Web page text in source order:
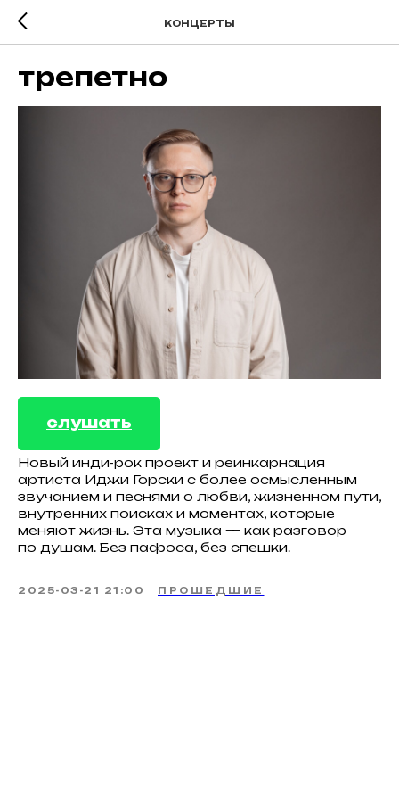
КОНЦЕРТЫ
трепетно
слушать
Новый инди-рок проект и реинкарнация
артиста Иджи Горски с более осмысленным
звучанием и песнями о любви, жизненном пути,
внутренних поисках и моментах, которые
меняют жизнь. Эта музыка — как разговор
по душам. Без пафоса, без спешки.
2025-03-21 21:00 ПРОШЕДШИЕ